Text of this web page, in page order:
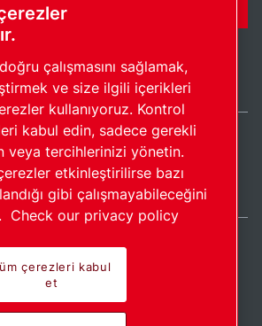
yönet© 2026 Telif Hakkı.
Turkey / TR
Tutkuyla
çalışmasını sağlamak,
ve size ilgili içerikleri
kullanıyoruz. Kontrol
kabul edin, sadece gerekli
veya tercihlerinizi yönetin.
etkinleştirilirse bazı
gibi çalışmayabileceğini
Check our privacy policy
çerezleri kabul
et